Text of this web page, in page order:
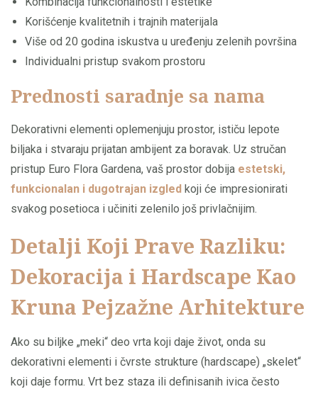
Korišćenje kvalitetnih i trajnih materijala
Više od 20 godina iskustva u uređenju zelenih površina
Individualni pristup svakom prostoru
Prednosti saradnje sa nama
Dekorativni elementi oplemenjuju prostor, ističu lepote
biljaka i stvaraju prijatan ambijent za boravak. Uz stručan
pristup Euro Flora Gardena, vaš prostor dobija estetski,
funkcionalan i dugotrajan izgled koji će impresionirati
svakog posetioca i učiniti zelenilo još privlačnijim.
Detalji Koji Prave Razliku:
Dekoracija i Hardscape Kao
Kruna Pejzažne Arhitekture
Ako su biljke „meki“ deo vrta koji daje život, onda su
dekorativni elementi i čvrste strukture (hardscape) „skelet“
koji daje formu. Vrt bez staza ili definisanih ivica često